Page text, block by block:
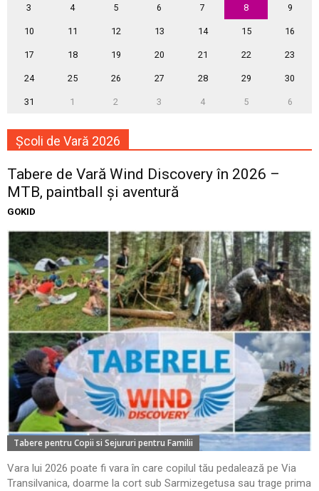
3 4 5 6 7 8 9
10 11 12 13 14 15 16
17 18 19 20 21 22 23
24 25 26 27 28 29 30
31 1 2 3 4 5 6
Școli de Vară 2026
Tabere de Vară Wind Discovery în 2026 –
MTB, paintball și aventură
GOKID
Tabere pentru Copii si Sejururi pentru Familii
Vara lui 2026 poate fi vara în care copilul tău pedalează pe Via
Transilvanica, doarme la cort sub Sarmizegetusa sau trage prima